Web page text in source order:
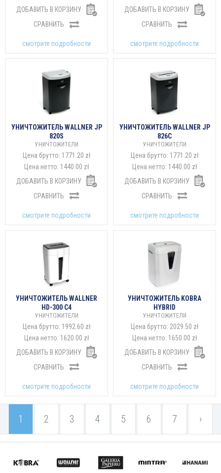
ДОБАВИТЬ В КОРЗИНУ
СРАВНИТЬ
смотрите подробности
ДОБАВИТЬ В КОРЗИНУ
СРАВНИТЬ
смотрите подробности
УНИЧТОЖИТЕЛЬ WALLNER JP
820S
УНИЧТОЖИТЕЛИ
Цена брутто: 1771.20 zł
Цена нетто: 1440.00 zł
ДОБАВИТЬ В КОРЗИНУ
СРАВНИТЬ
смотрите подробности
УНИЧТОЖИТЕЛЬ WALLNER JP
826C
УНИЧТОЖИТЕЛИ
Цена брутто: 1771.20 zł
Цена нетто: 1440.00 zł
ДОБАВИТЬ В КОРЗИНУ
СРАВНИТЬ
смотрите подробности
УНИЧТОЖИТЕЛЬ WALLNER
HD-300 C4
УНИЧТОЖИТЕЛИ
Цена брутто: 1992.60 zł
Цена нетто: 1620.00 zł
ДОБАВИТЬ В КОРЗИНУ
СРАВНИТЬ
смотрите подробности
УНИЧТОЖИТЕЛЬ KOBRA
HYBRID
УНИЧТОЖИТЕЛИ
Цена брутто: 2029.50 zł
Цена нетто: 1650.00 zł
ДОБАВИТЬ В КОРЗИНУ
СРАВНИТЬ
смотрите подробности
1 2 3 4 5 6 7 ›